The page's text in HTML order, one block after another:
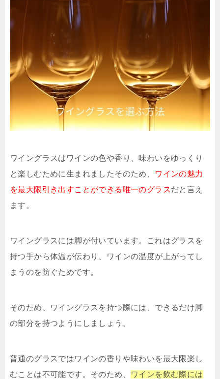
ワイングラスはワインの色や香り、味わいをゆっくり
と楽しむために生まれましたそのため、
ワインの魅力
を最大限引き出すことができる唯一のグラスだと言え
ます。
ワイングラスには脚が付いています。これはグラスを
持つ手から体温が伝わり、ワインの温度が上がってし
まうのを防ぐためです。
そのため、ワイングラスを持つ際には、できるだけ脚
の部分を持つようにしましょう。
普通のグラスではワインの香りや味わいを最大限楽し
むことは不可能です。そのため、
ワインを飲む際には